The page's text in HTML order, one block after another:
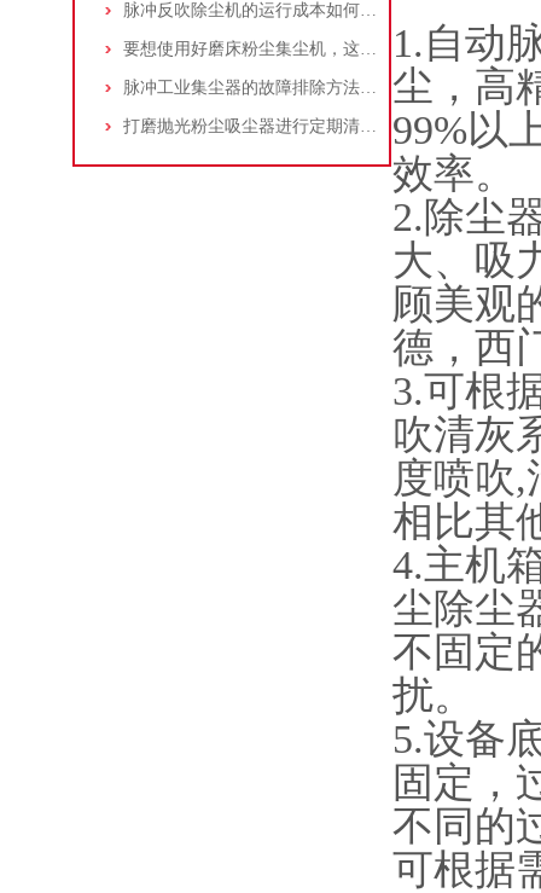
脉冲反吹除尘机的运行成本如何控制和优化？
要想使用好磨床粉尘集尘机，这些条件可不能少
脉冲工业集尘器的故障排除方法和注意事项
打磨抛光粉尘吸尘器进行定期清理的重要性
1.自动
尘，高
99%以
效率。
2.除尘
大、吸
顾美观
德，西
3.可根
吹清灰
度喷吹
相比其
4.主机
尘除尘
不固定
扰。
5.设备
固定，
不同的
可根据